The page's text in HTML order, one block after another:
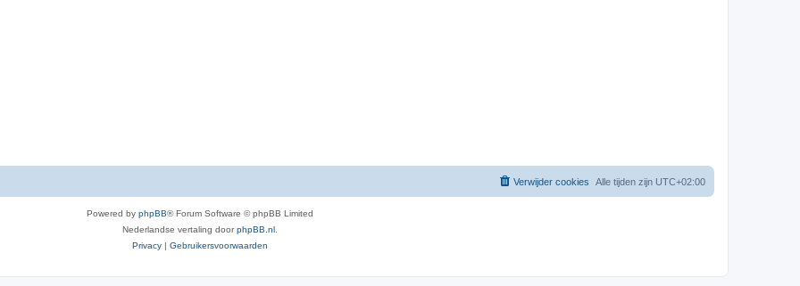
Alle tijden zijn UTC+02:00
Verwijder cookies
Powered by phpBB® Forum Software © phpBB Limited
Nederlandse vertaling doorphpBB.nl .
Privacy
Gebruikersvoorwaarden